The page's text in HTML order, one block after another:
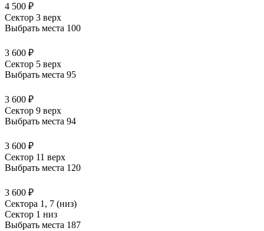
4 500 ₽
Сектор 3 верх
Выбрать места 100
3 600 ₽
Сектор 5 верх
Выбрать места 95
3 600 ₽
Сектор 9 верх
Выбрать места 94
3 600 ₽
Сектор 11 верх
Выбрать места 120
3 600 ₽
Сектора 1, 7 (низ)
Сектор 1 низ
Выбрать места 187